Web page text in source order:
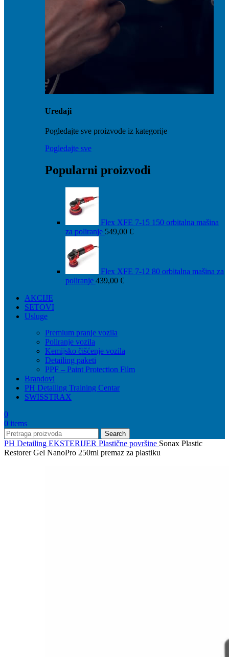
Uređaji
Pogledajte sve proizvode iz kategorije
Pogledajte sve
Popularni proizvodi
Flex XFE 7-15 150 orbitalna mašina
za poliranje 549,00 €
Flex XFE 7-12 80 orbitalna mašina za
poliranje 439,00 €
AKCIJE
SETOVI
Usluge
Premium pranje vozila
Poliranje vozila
Kemijsko čišćenje vozila
Detailing paketi
PPF – Paint Protection Film
Brandovi
PH Detailing Training Centar
SWISSTRAX
0
0 items
Search
PH Detailing EKSTERIJER Plastične površine Sonax Plastic
Restorer Gel NanoPro 250ml premaz za plastiku